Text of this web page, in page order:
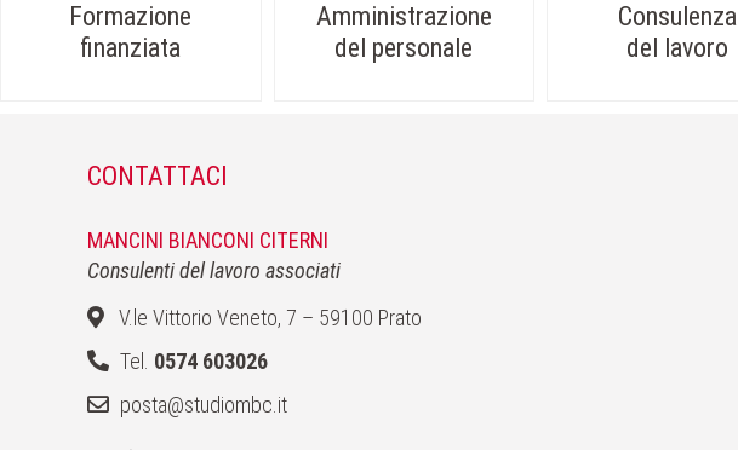
Formazione
finanziata
Amministrazione
del personale
Consulenza
del lavoro
CONTATTACI
MANCINI BIANCONI CITERNI
Consulenti del lavoro associati
V.le Vittorio Veneto, 7 – 59100 Prato
Tel. 0574 603026
posta@studiombc.it